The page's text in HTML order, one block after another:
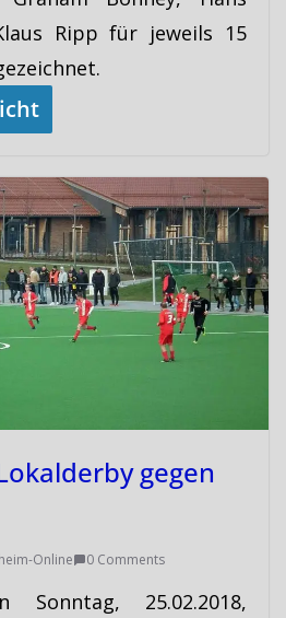
Ripp für jeweils 15
gegen
Online 0 Comments
Sonntag, 25.02.2018,